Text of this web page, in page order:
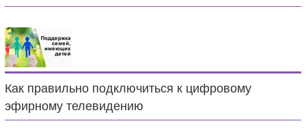
Как правильно подключиться к цифровому
эфирному телевидению